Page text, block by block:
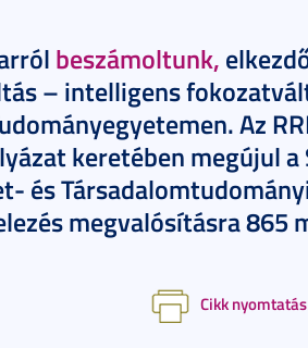
beszámoltunk,
– intelligens
Az
keretében megújul
és
megvalósításra 865
Cikk nyomtatás